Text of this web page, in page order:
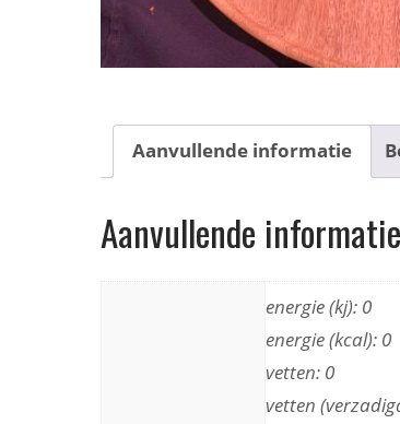
Aanvullende informatie
Aanvullende informatie
energie (kj): 0
energie (kcal): 0
vetten: 0
vetten